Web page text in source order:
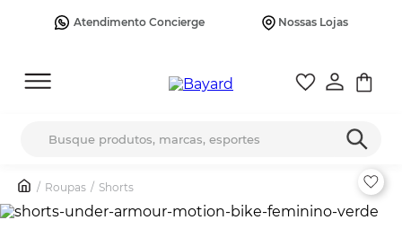
Atendimento Concierge Nossas Lojas
Roupas Shorts